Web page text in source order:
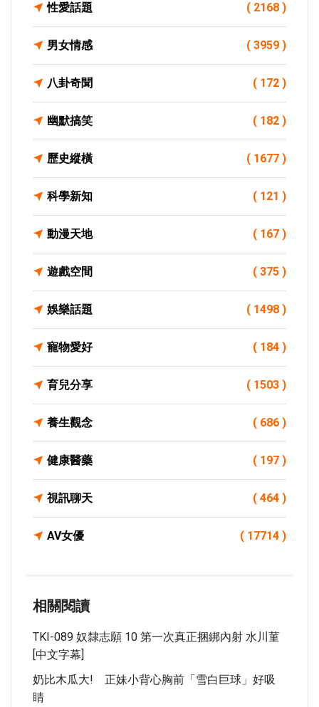
性愛話題 ( 2168 )
男女情感 ( 3959 )
八卦奇聞 ( 172 )
幽默搞笑 ( 182 )
歷史縱橫 ( 1677 )
科學新知 ( 121 )
動漫天地 ( 167 )
遊戲空間 ( 375 )
娛樂話題 ( 1498 )
寵物愛好 ( 184 )
育兒分享 ( 1503 )
養生觀念 ( 686 )
健康醫藥 ( 197 )
視訊聊天 ( 464 )
AV女優 ( 17714 )
相關閱讀
TKI-089 奴隸志願 10 第一次真正捆綁內射 水川菫
[中文字幕]
奶比木瓜大! 正妹小背心胸前「雪白巨球」好吸
睛